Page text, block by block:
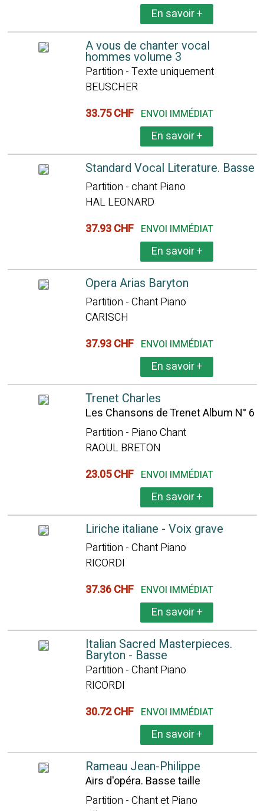
En savoir+
A vous de chanter vocal
hommes volume 3
Partition - Texte uniquement
BEUSCHER
33.75 CHF ENVOI IMMÉDIAT
En savoir+
Standard Vocal Literature. Basse
Partition - chant Piano
HAL LEONARD
37.93 CHF ENVOI IMMÉDIAT
En savoir+
Opera Arias Baryton
Partition - Chant Piano
CARISCH
37.93 CHF ENVOI IMMÉDIAT
En savoir+
Trenet Charles
Les Chansons de Trenet Album N° 6
Partition - Piano Chant
RAOUL BRETON
23.05 CHF ENVOI IMMÉDIAT
En savoir+
Liriche italiane - Voix grave
Partition - Chant Piano
RICORDI
37.36 CHF ENVOI IMMÉDIAT
En savoir+
Italian Sacred Masterpieces.
Baryton - Basse
Partition - Chant Piano
RICORDI
30.72 CHF ENVOI IMMÉDIAT
En savoir+
Rameau Jean-Philippe
Airs d'opéra. Basse taille
Partition - Chant et Piano